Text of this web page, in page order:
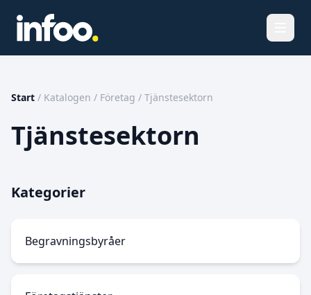
Start / Katalogen / Företag / Tjänstesektorn
Tjänstesektorn
Kategorier
Begravningsbyråer